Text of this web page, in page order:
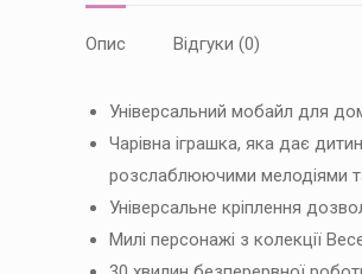
Опис Відгуки (0)
Універсальний мобайл для
Чарівна іграшка, яка дає
розслаблюючими мелодіями
Універсальне кріплення
Милі персонажі з колекції